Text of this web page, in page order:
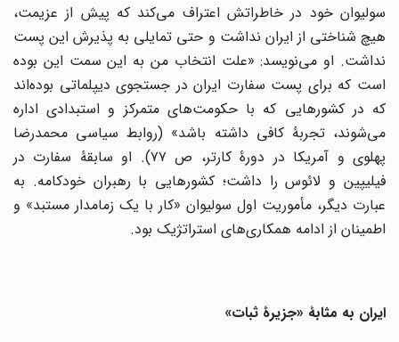
سولیوان خود در خاطراتش اعتراف می‌کند که پیش از عزیمت،
هیچ شناختی از ایران نداشت و حتی تمایلی به پذیرش این پست
نداشت. او می‌نویسد: «علت انتخاب من به این سمت این بوده
است که برای پست سفارت ایران در جستجوی دیپلماتی بوده‌اند
که در کشورهایی که با حکومت‌های متمرکز و استبدادی اداره
می‌شوند، تجربۀ کافی داشته باشد» (روابط سیاسی محمدرضا
پهلوی و آمریکا در دورۀ کارتر، ص ۷۷). او سابقۀ سفارت در
فیلیپین و لائوس را داشت؛ کشورهایی با رهبران خودکامه. به
عبارت دیگر، مأموریت اول سولیوان «کار با یک زمامدار مستبد» و
اطمینان از ادامه همکاری‌های استراتژیک بود.
ایران به مثابۀ «جزیرۀ ثبات»